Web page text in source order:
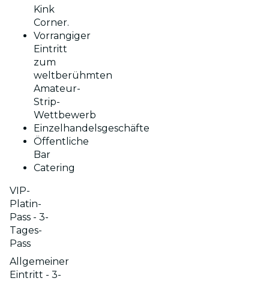
Kink
Corner.
Vorrangiger
Eintritt
zum
weltberühmten
Amateur-
Strip-
Wettbewerb
Einzelhandelsgeschäfte
Öffentliche
Bar
Catering
VIP-
Platin-
Pass - 3-
Tages-
Pass
Allgemeiner
Eintritt - 3-